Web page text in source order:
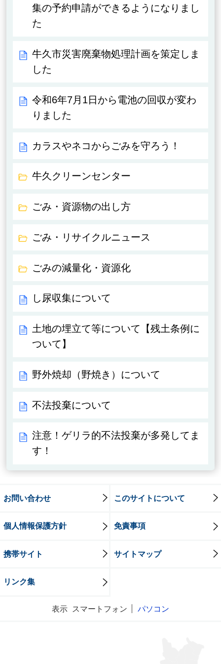
集の予約申請ができるようになりまし
た
牛久市災害廃棄物処理計画を策定しま
した
令和6年7月1日から電池の回収が変わ
りました
カラスやネコからごみを守ろう！
牛久クリーンセンター
ごみ・資源物の出し方
ごみ・リサイクルニュース
ごみの減量化・資源化
し尿収集について
土地の埋立て等について【残土条例に
ついて】
野外焼却（野焼き）について
不法投棄について
注意！ゲリラ的不法投棄が多発してま
す！
お問い合わせ このサイトについて
個人情報保護方針 免責事項
携帯サイト サイトマップ
リンク集
表示 スマートフォン パソコン